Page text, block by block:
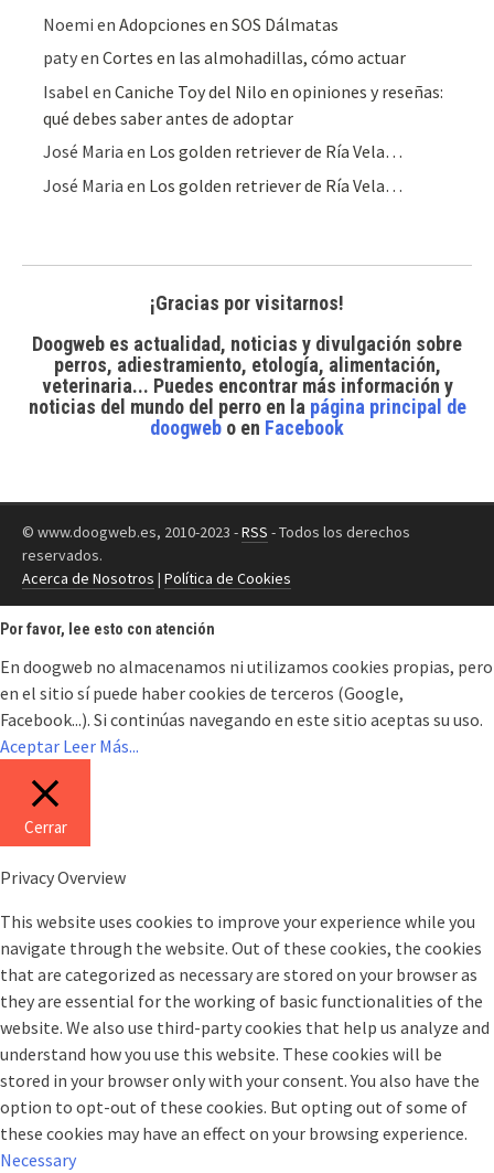
Noemi enAdopciones en SOS Dálmatas
patyenCortes en las almohadillas, cómo actuar
Isabel enCaniche Toy del Nilo en opiniones y reseñas:
qué debes saber antes de adoptar
José Maria en Los golden retriever de Ría Vela…
José Maria en Los golden retriever de Ría Vela…
¡Gracias por visitarnos!
Doogweb es actualidad, noticias y divulgación sobre
perros, adiestramiento, etología, alimentación,
veterinaria... Puedes encontrar más información y
noticias del mundo del perroen la página principal de
doogweb o en Facebook
© www.doogweb.es, 2010-2023 -RSS - Todos los derechos
reservados.
Acerca de Nosotros | Política de Cookies
Por favor, lee esto con atención
En doogweb no almacenamos ni utilizamos cookies propias, pero
en el sitio sí puede haber cookies de terceros (Google,
Facebook...). Si continúas navegando en este sitio aceptas su uso.
Aceptar Leer Más...
Cerrar
Privacy Overview
This website uses cookies to improve your experience while you
navigate through the website. Out of these cookies, the cookies
that are categorized as necessary are stored on your browser as
they are essential for the working of basic functionalities of the
website. We also use third-party cookies that help us analyze and
understand how you use this website. These cookies will be
stored in your browser only with your consent. You also have the
option to opt-out of these cookies. But opting out of some of
these cookies may have an effect on your browsing experience.
Necessary